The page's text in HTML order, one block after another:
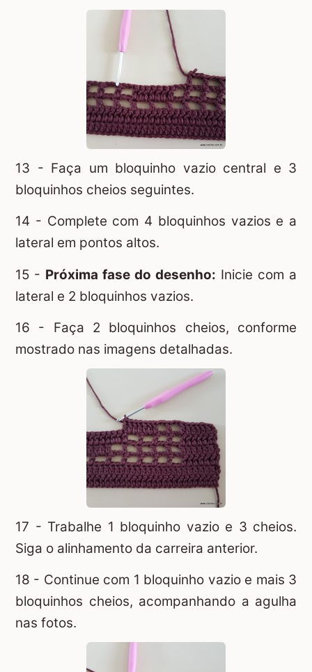
13 - Faça um bloquinho vazio central e 3
bloquinhos cheios seguintes.
14 - Complete com 4 bloquinhos vazios e a
lateral em pontos altos.
15 - Próxima fase do desenho: Inicie com a
lateral e 2 bloquinhos vazios.
16 - Faça 2 bloquinhos cheios, conforme
mostrado nas imagens detalhadas.
17 - Trabalhe 1 bloquinho vazio e 3 cheios.
Siga o alinhamento da carreira anterior.
18 - Continue com 1 bloquinho vazio e mais 3
bloquinhos cheios, acompanhando a agulha
nas fotos.